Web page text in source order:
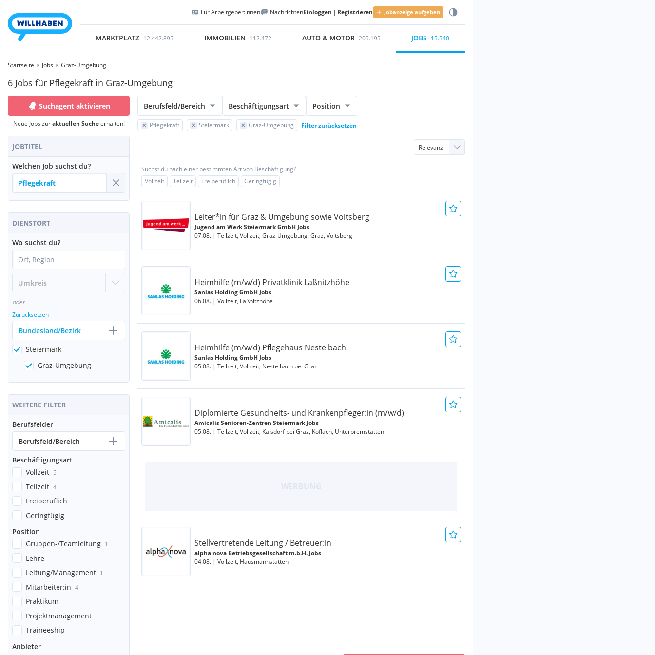
Für Arbeitgeber:innen NachrichtenEinloggen | Registrieren Jobanzeige aufgeben
MARKTPLATZ 12.442.895 IMMOBILIEN 112.472 AUTO & MOTOR 205.195 JOBS 15.540
Startseite Jobs Graz-Umgebung
6 Jobs für Pflegekraft in Graz-Umgebung
Suchagent aktivieren
Neue Jobs zuraktuellen Sucheerhalten!
JOBTITEL
Welchen Job suchst du?
DIENSTORT
Wo suchst du?
oder
Zurücksetzen
Bundesland/Bezirk
Steiermark
Graz-Umgebung
WEITERE FILTER
Berufsfelder
Berufsfeld/Bereich
Beschäftigungsart
Vollzeit 5
Teilzeit 4
Freiberuflich
Geringfügig
Position
Gruppen-/Teamleitung 1
Lehre
Leitung/Management 1
Mitarbeiter:in 4
Praktikum
Projektmanagement
Traineeship
Anbieter
Berufsfeld/Bereich Beschäftigungsart Position
Pflegekraft Steiermark Graz-Umgebung Filter zurücksetzen
Suchst du nach einer bestimmten Art von Beschäftigung?
Vollzeit
Teilzeit Freiberuflich Geringfügig
Leiter*in für Graz & Umgebung sowie Voitsberg
Jugend am Werk Steiermark GmbH Jobs
07.08. | Teilzeit, Vollzeit, Graz-Umgebung, Graz, Voitsberg
Heimhilfe (m/w/d) Privatklinik Laßnitzhöhe
Sanlas Holding GmbH Jobs
06.08. | Vollzeit, Laßnitzhöhe
Heimhilfe (m/w/d) Pflegehaus Nestelbach
Sanlas Holding GmbH Jobs
05.08. | Teilzeit, Vollzeit, Nestelbach bei Graz
Diplomierte Gesundheits- und Krankenpfleger:in (m/w/d)
Amicalis Senioren-Zentren Steiermark Jobs
05.08. | Teilzeit, Vollzeit, Kalsdorf bei Graz, Köflach, Unterpremstätten
Stellvertretende Leitung / Betreuer:in
alpha nova Betriebsgesellschaft m.b.H. Jobs
04.08. | Vollzeit, Hausmannstätten